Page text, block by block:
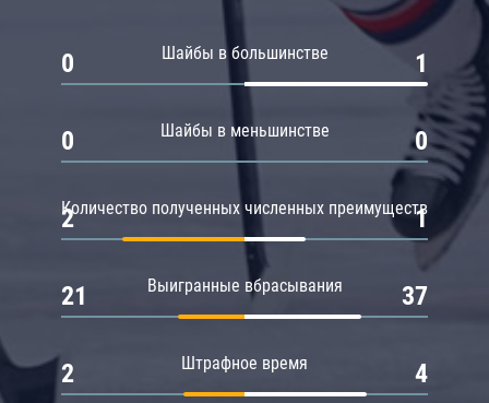
Шайбы в большинстве
0 1
Шайбы в меньшинстве
0 0
Количество полученных численных преимуществ
2 1
Выигранные вбрасывания
21 37
Штрафное время
2 4